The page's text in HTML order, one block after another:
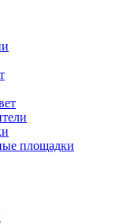
площадки